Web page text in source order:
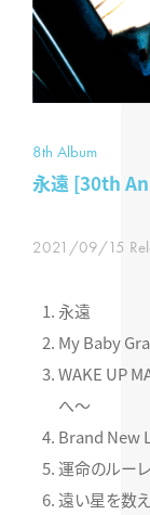
8th Album
永遠 [30th
2021/09/15
永遠
My Baby
WAKE UP
へ～
Brand New
運命のルー
遠い星を数